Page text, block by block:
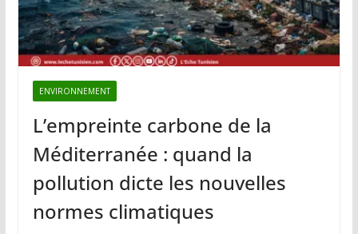
ENVIRONNEMENT
L’empreinte carbone de la
Méditerranée : quand la
pollution dicte les nouvelles
normes climatiques